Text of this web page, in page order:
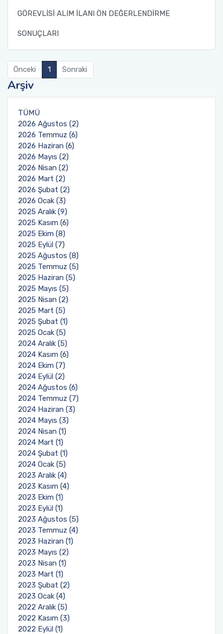
GÖREVLİSİ ALIM İLANI ÖN DEĞERLENDİRME
SONUÇLARI
Önceki 1 Sonraki
Arşiv
TÜMÜ
2026 Ağustos (2)
2026 Temmuz (6)
2026 Haziran (6)
2026 Mayıs (2)
2026 Nisan (2)
2026 Mart (2)
2026 Şubat (2)
2026 Ocak (3)
2025 Aralık (9)
2025 Kasım (6)
2025 Ekim (8)
2025 Eylül (7)
2025 Ağustos (8)
2025 Temmuz (5)
2025 Haziran (5)
2025 Mayıs (5)
2025 Nisan (2)
2025 Mart (5)
2025 Şubat (1)
2025 Ocak (5)
2024 Aralık (5)
2024 Kasım (6)
2024 Ekim (7)
2024 Eylül (2)
2024 Ağustos (6)
2024 Temmuz (7)
2024 Haziran (3)
2024 Mayıs (3)
2024 Nisan (1)
2024 Mart (1)
2024 Şubat (1)
2024 Ocak (5)
2023 Aralık (4)
2023 Kasım (4)
2023 Ekim (1)
2023 Eylül (1)
2023 Ağustos (5)
2023 Temmuz (4)
2023 Haziran (1)
2023 Mayıs (2)
2023 Nisan (1)
2023 Mart (1)
2023 Şubat (2)
2023 Ocak (4)
2022 Aralık (5)
2022 Kasım (3)
2022 Eylül (1)